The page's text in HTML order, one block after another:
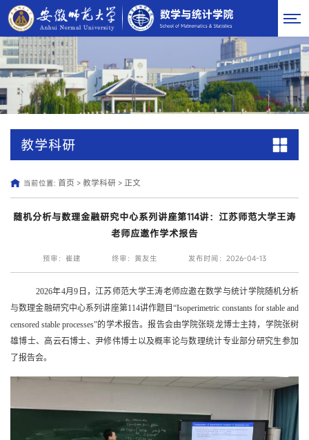
教学科研
当前位置: 首页 > 教学科研> 正文
随机分析与数理金融研究中心系列讲座第114讲：江苏师范大学王涛
老师应邀作学术报告
预审：崔建 终审：黄友生 发布时间：2026-04-13
2026年4月9 日，江苏师范大学王涛老师应邀在数学与统计学院随机分析
与数理金融研究中心系列讲座第114讲作题目“Isoperimetric constants for stable and
censored stable processes”的学术报告。报告会由学院张晓龙博士主持，学院张树
雄博士、高云石博士、尹修伟博士以及概率论与数理统计专业部分研究生参加
了报告会。